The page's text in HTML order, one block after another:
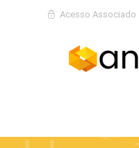
Acesso Associado